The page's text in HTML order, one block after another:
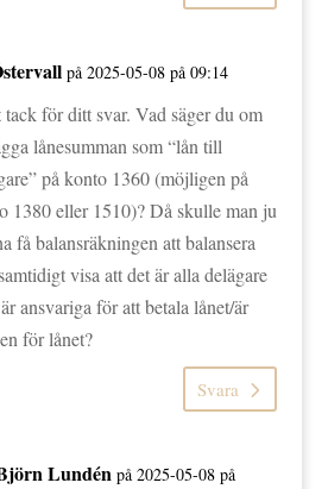
på 2025-05-08 på 09:14
tack för ditt svar. Vad säger du om
lånesumman som “lån till
på konto 1360 (möjligen på
1380 eller 1510)? Då skulle man ju
få balansräkningen att balansera
visa att det är alla delägare
ansvariga för att betala lånet/är
för lånet?
Svara
Lundén på 2025-05-08 på